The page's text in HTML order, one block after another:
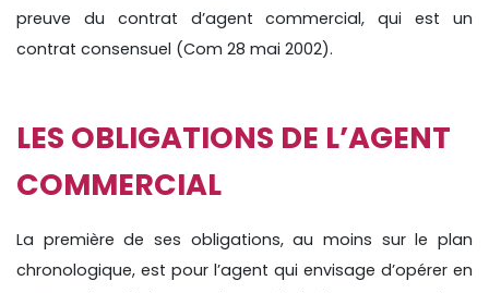
preuve du contrat d’agent commercial, qui est un
contrat consensuel (Com 28 mai 2002).
LES OBLIGATIONS DE L’AGENT
COMMERCIAL
La première de ses obligations, au moins sur le plan
chronologique, est pour l’agent qui envisage d’opérer en